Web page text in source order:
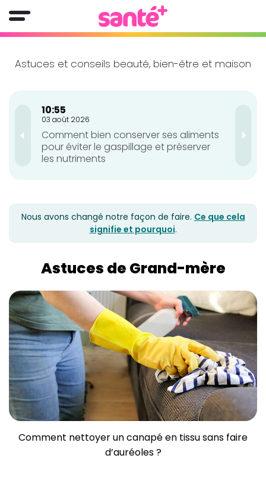
Astuces et conseils beauté, bien-être et maison
10:55
03 août 2026
Comment bien conserver ses aliments
pour éviter le gaspillage et préserver
les nutriments
Nous avons changé notre façon de faire. Ce que cela
signifie et pourquoi.
Astuces de Grand-mère
Comment nettoyer un canapé en tissu sans faire
d’auréoles ?